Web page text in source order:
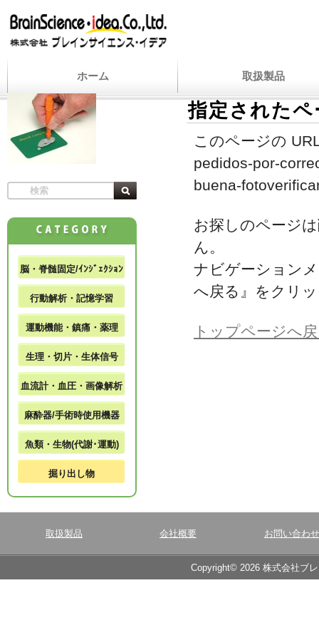
ホーム 取扱製品
指定された
このページの
pedidos-por-
buena-
お探しのページ
ん。
ナビゲーション
へ戻る』をクリ
トップページへ
脳・脊髄固定/ｲﾝｼﾞｪｸｼｮﾝ
行動解析・記憶学習
運動機能・鎮痛・薬理
生理・切片・生体信号
血流計・血圧・画像解析
麻酔器/手術時使用機器
魚類・生物(代謝･運動)
掘り出し物
取扱製品 会社概要 お問い合わせ
Copyright© 2026 株式会社ブ